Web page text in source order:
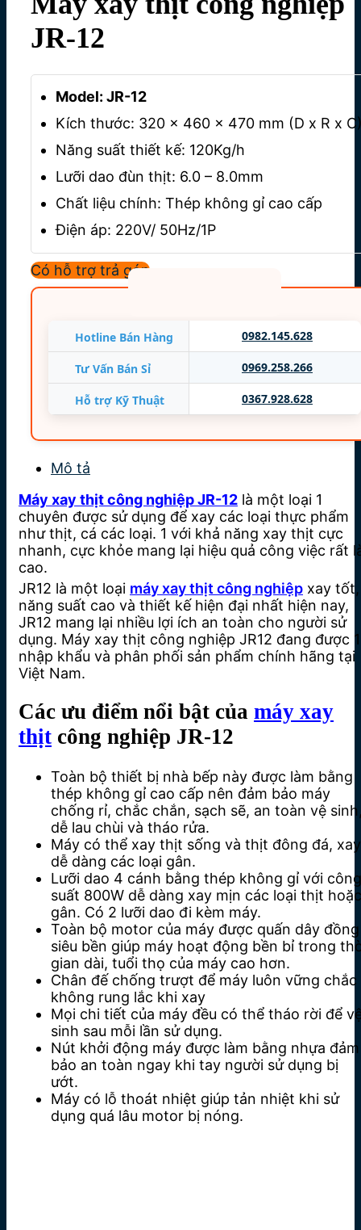
JR-12
Model: JR-12
Kích thước: 320 x 460 x 470 mm (D x R x
Năng suất thiết kế: 120Kg/h
Lưỡi dao đùn thịt: 6.0 – 8.0mm
Chất liệu chính: Thép không gỉ cao cấp
Điện áp: 220V/ 50Hz/1P
Công suất: 800 W
Trọng lượng: 20 Kg
Có hỗ trợ trả góp
Hotline Bán Hàng 0982.145.628
Tư Vấn Bán Sỉ 0969.258.266
Hỗ trợ Kỹ Thuật 0367.928.628
Mô tả
Máy xay thịt công nghiệp JR-12 là một loại 1
chuyên được sử dụng để xay các loại thực phẩm
như thịt, cá các loại. 1 với khả năng xay thịt cực
nhanh, cực khỏe mang lại hiệu quả công việc rất
cao.
JR12 là một loại máy xay thịt công nghiệp xay tốt,
năng suất cao và thiết kế hiện đại nhất hiện nay,
JR12 mang lại nhiều lợi ích an toàn cho người sử
dụng. Máy xay thịt công nghiệp JR12 đang được 1
nhập khẩu và phân phối sản phẩm chính hãng tại
Việt Nam.
Các ưu điểm nổi bật của máy xay
thịt công nghiệp JR-12
Toàn bộ thiết bị nhà bếp này được làm bằng
thép không gỉ cao cấp nên đảm bảo máy
chống rỉ, chắc chắn, sạch sẽ, an toàn vệ
dễ lau chùi và tháo rửa.
Máy có thể xay thịt sống và thịt đông đá, xay
dễ dàng các loại gân.
Lưỡi dao 4 cánh bằng thép không gỉ với công
suất 800W dễ dàng xay mịn các loại thịt hoặc
gân. Có 2 lưỡi dao đi kèm máy.
Toàn bộ motor của máy được quấn dây đồng
siêu bền giúp máy hoạt động bền bỉ trong
gian dài, tuổi thọ của máy cao hơn.
Chân đế chống trượt để máy luôn vững chắc
không rung lắc khi xay
Mọi chi tiết của máy đều có thể tháo rời để
sinh sau mỗi lần sử dụng.
Nút khởi động máy được làm bằng nhựa đảm
bảo an toàn ngay khi tay người sử dụng bị
ướt.
Máy có lỗ thoát nhiệt giúp tản nhiệt khi sử
dụng quá lâu motor bị nóng.